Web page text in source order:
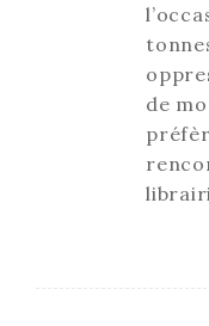
de